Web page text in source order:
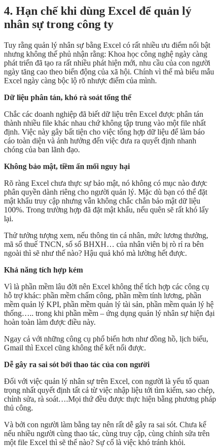
4. Hạn chế khi dùng Excel để quản lý
nhân sự trong công ty
Tuy rằng quản lý nhân sự bằng Excel có rất nhiều ưu điểm nổi bật
nhưng không thể phủ nhận rằng: Khoa học công nghệ ngày càng
phát triển đã tạo ra rất nhiều phát hiện mới, nhu cầu của con người
ngày tăng cao theo biến động của xã hội. Chính vì thế mà biểu mẫu
Excel ngày càng bộc lộ rõ nhược điểm của mình.
Dữ liệu phân tán, khó rà soát tổng thể
Chắc các doanh nghiệp đã biết dữ liệu trên Excel được phân tán
thành nhiều file khác nhau chứ không tập trung vào một file nhất
định. Việc này gây bất tiện cho việc tổng hợp dữ liệu để làm báo
cáo toàn diện và ảnh hưởng đến việc đưa ra quyết định nhanh
chóng của ban lãnh đạo.
Không bảo mật, tiềm ẩn mối nguy hại
Rõ ràng Excel chưa thực sự bảo mật, nó không có mục nào được
phân quyền dành riêng cho người quản lý. Mặc dù bạn có thể đặt
mật khẩu truy cập nhưng vẫn không chắc chắn bảo mật dữ liệu
100%. Trong trường hợp đã đặt mật khẩu, nếu quên sẽ rất khó lấy
lại.
Thử tưởng tượng xem, nếu thông tin cá nhân, mức lương thưởng,
mã số thuế TNCN, số sổ BHXH… của nhân viên bị rò rỉ ra bên
ngoài thì sẽ như thế nào? Hậu quả khó mà lường hết được.
Khả năng tích hợp kém
Vì là phần mềm lâu đời nên Excel không thể tích hợp các công cụ
hỗ trợ khác: phần mềm chấm công, phần mềm tính lương, phần
mềm quản lý KPI, phần mềm quản lý tài sản, phần mềm quản lý hệ
thống….. trong khi phần mềm – ứng dụng quản lý nhân sự hiện đại
hoàn toàn làm được điều này.
Ngay cả với những công cụ phổ biến hơn như đồng hồ, lịch biểu,
Gmail thì Excel cũng không thể kết nối được.
Dễ gây ra sai sót bởi thao tác của con người
Đối với việc quản lý nhân sự trên Excel, con người là yếu tố quan
trọng nhất quyết định tất cả từ việc nhập liệu tới tìm kiếm, sao chép,
chỉnh sửa, rà soát….Mọi thứ đều được thực hiện bằng phương pháp
thủ công.
Và bởi con người làm bằng tay nên rất dễ gây ra sai sót. Chưa kể
nếu nhiều người cùng thao tác, cùng truy cập, cùng chỉnh sửa trên
một file Excel thì sẽ thế nào? Sự cố là việc khó tránh khỏi.